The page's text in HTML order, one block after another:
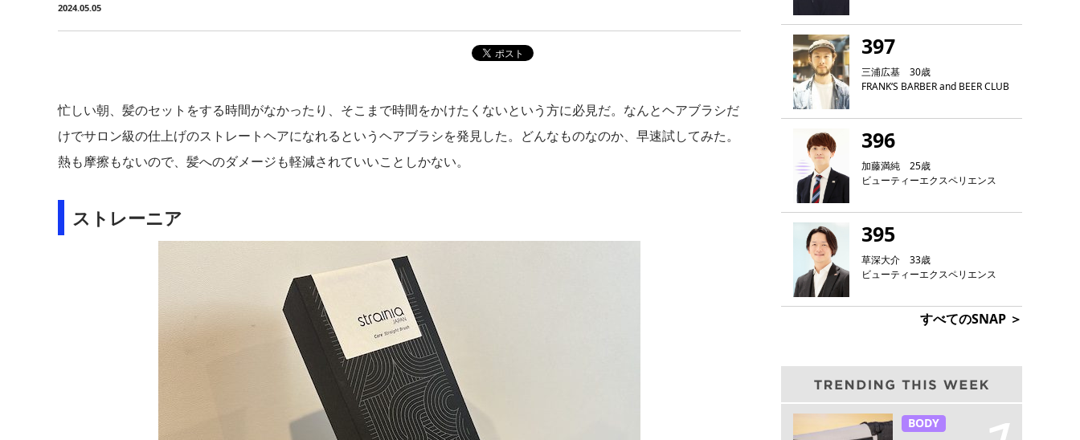
2024.05.05
忙しい朝、髪のセットをする時間がなかったり、そこまで時間をかけたくないという方に必見だ。なんとヘアブラシだ
けでサロン級の仕上げのストレートヘアになれるというヘアブラシを発見した。どんなものなのか、早速試してみた。
熱も摩擦もないので、髪へのダメージも軽減されていいことしかない。
ストレーニア
397
三浦広基 30歳
FRANK‘S BARBER and BEER CLUB
396
加藤満純 25歳
ビューティーエクスペリエンス
395
草深大介 33歳
ビューティーエクスペリエンス
すべてのSNAP ＞
BODY